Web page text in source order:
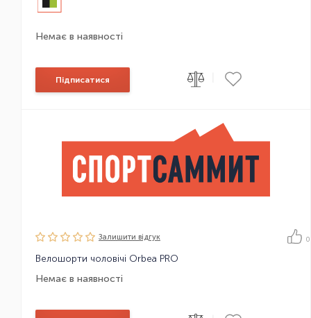
Немає в наявності
Підписатися
Залишити вiдгук 0
Велошорти чоловічі Orbea PRO
Немає в наявності